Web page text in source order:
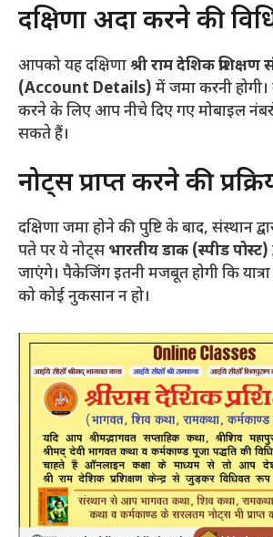
दक्षिणा अदा करने की
आपको यह दक्षिणाश्री राम देशिक
(Account Details) में जमा करनी होगी।
करने के लिए आप नीचे दिए गए मोबाइल
सकते हैं।
नोट्स प्राप्त करने की
दक्षिणा जमा होने की पुष्टि के बाद, संस्थान
पते पर ये नोट्स भारतीय डाक (स्पीड पोस्ट)
जाएंगे। पैकेजिंग इतनी मजबूत होगी कि
को कोई नुकसान न हो।